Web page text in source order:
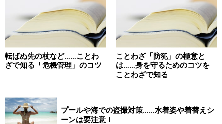
か。そうしたことを考えているときの集中力や熱意は大
変なものです。しかし、それらの楽しいことも、自分の
身が無事であってこそです。なんらかの被害を受けてし
まっては、すべて吹き飛んでしまうかもしれないので
す。
まずは、安全な自分、無事な自分がなくてはなりませ
ん。そこで、第1に大切なのは、「情報力」です。テレ
ビや新聞、インターネットなどでは事件に関する情報が
転ばぬ先の杖など……ことわ
ざで知る「危機管理」のコツ
ことわざ「防犯」の極意と
は……身を守るためのコツを
ことわざで知る
プールや海での盗撮対策……水着姿や着替えシ
ーンは要注意！